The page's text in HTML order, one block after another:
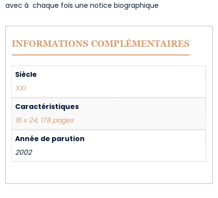
avec à chaque fois une notice biographique
INFORMATIONS COMPLÉMENTAIRES
Siècle
XXI
Caractéristiques
16 x 24, 178 pages
Année de parution
2002